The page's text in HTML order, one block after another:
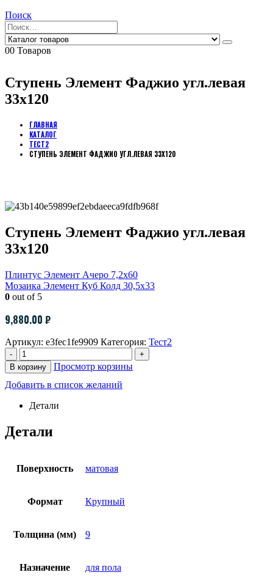
Поиск
00 Товаров
Ступень Элемент Фаджио угл.левая
33х120
ГЛАВНАЯ
КАТАЛОГ
ТЕСТ2
СТУПЕНЬ ЭЛЕМЕНТ ФАДЖИО УГЛ.ЛЕВАЯ 33Х120
Ступень Элемент Фаджио угл.левая
33х120
Плинтус Элемент Ачеро 7,2х60
Мозаика Элемент Куб Колд 30,5х33
0 out of 5
9,880.00 ₽
Артикул: e3fec1fe9909 Категория: Тест2
-
+
В корзину
Просмотр корзины
Добавить в список желаний
Детали
Детали
Поверхность матовая
Формат Крупный
Толщина (мм) 9
Назначение для пола